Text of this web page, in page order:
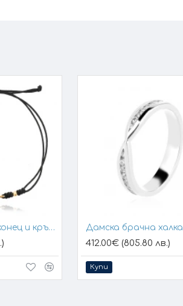
Гривна с черен конец и кръстче Дамска брачна халка
412.00€ (805.80 лв.)
Купи